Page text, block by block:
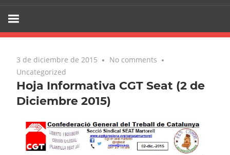
3 de diciembre de 2015
No comments
Uncategorized
Hoja Informativa CGT Seat (2 de
Diciembre 2015)